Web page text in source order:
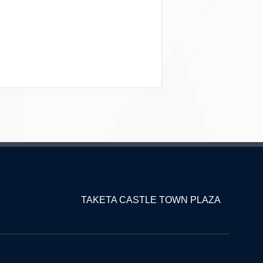
TAKETA CASTLE TOWN PLAZA